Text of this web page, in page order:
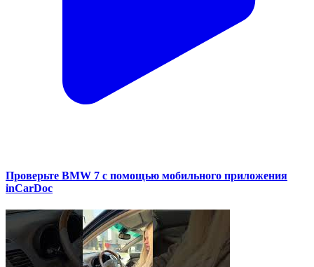
Проверьте BMW 7 с помощью мобильного приложения
inCarDoc